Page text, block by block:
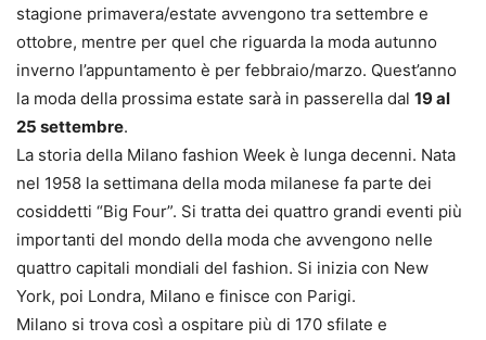
stagione primavera/estate avvengono tra settembre e
ottobre, mentre per quel che riguarda la moda autunno
inverno l’appuntamento è per febbraio/marzo. Quest’anno
la moda della prossima estate sarà in passerella dal 19 al
25 settembre.
La storia della Milano fashion Week è lunga decenni. Nata
nel 1958 la settimana della moda milanese fa parte dei
cosiddetti “Big Four”. Si tratta dei quattro grandi eventi più
importanti del mondo della moda che avvengono nelle
quattro capitali mondiali del fashion. Si inizia con New
York, poi Londra, Milano e finisce con Parigi.
Milano si trova così a ospitare più di 170 sfilate e